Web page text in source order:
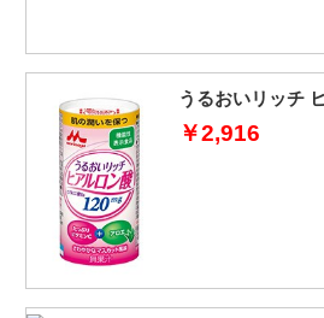
うるおいリッチ
￥2,916